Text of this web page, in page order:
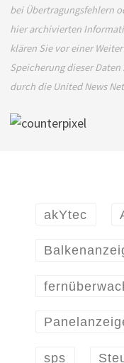
bei Übertragungsfehlern
hier archivierten
klären Sie vor einer
Speicherung dieser
durch die United News
akYtec
sps